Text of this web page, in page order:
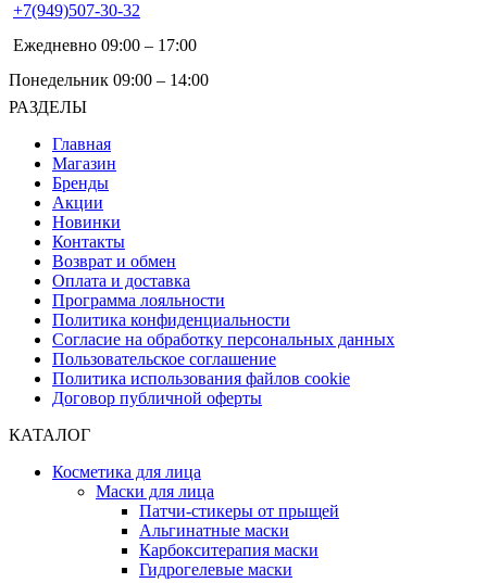
+7(949)507-30-32
Ежедневно 09:00 – 17:00
Понедельник 09:00 – 14:00
РАЗДЕЛЫ
Главная
Магазин
Бренды
Акции
Новинки
Контакты
Возврат и обмен
Оплата и доставка
Программа лояльности
Политика конфиденциальности
Согласие на обработку персональных данных
Пользовательское соглашение
Политика использования файлов cookie
Договор публичной оферты
КАТАЛОГ
Косметика для лица
Маски для лица
Патчи-стикеры от прыщей
Альгинатные маски
Карбокситерапия маски
Гидрогелевые маски